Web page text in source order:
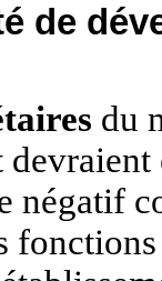
de
du
négatif